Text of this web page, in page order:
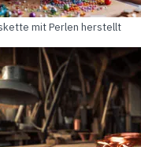
mit Perlen herstellt